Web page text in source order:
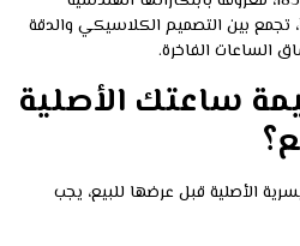
وساعاتها المعقدة مثل Reverso، تجمع بين التصميم الكلاسيكي والدقة
الساعات الفاخرة.
ساعتك الأصلية
الأصلية قبل عرضها للبيع، يجب